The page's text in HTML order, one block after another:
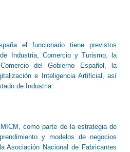
el funcionario tiene previstos
Industria, Comercio y Turismo, la
del Gobierno Español, la
e Inteligencia Artificial, así
de Industria.
como parte de la estrategia de
y modelos de negocios
Asociación Nacional de Fabricantes